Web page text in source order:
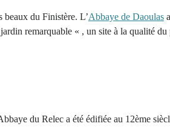
beaux du Finistère. L’Abbaye de Daoulas
remarquable « , un site à la qualité
du Relec a été édifiée au 12ème